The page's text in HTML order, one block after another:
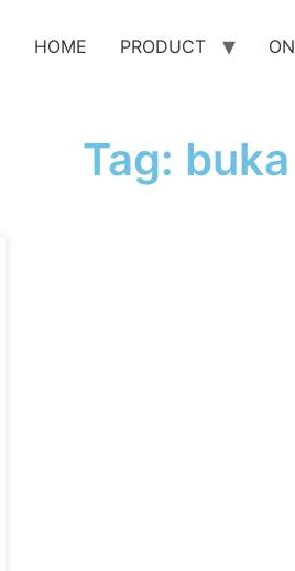
HOME PRODUCT
Tag: